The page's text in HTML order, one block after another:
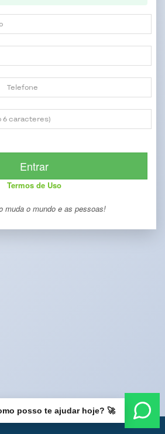
Termos de Uso
muda o mundo e as pessoas!
posso te ajudar hoje? 🚀